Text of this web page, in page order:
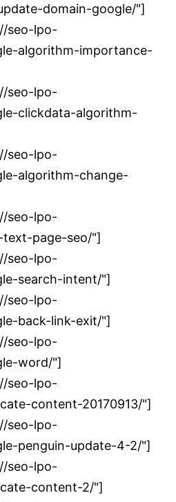
domain-google/"]
seo-lpo-
algorithm-importance-
seo-lpo-
clickdata-algorithm-
seo-lpo-
algorithm-change-
seo-lpo-
page-seo/"]
seo-lpo-
search-intent/"]
seo-lpo-
back-link-exit/"]
seo-lpo-
word/"]
seo-lpo-
content-20170913/"]
seo-lpo-
penguin-update-4-2/"]
seo-lpo-
content-2/"]